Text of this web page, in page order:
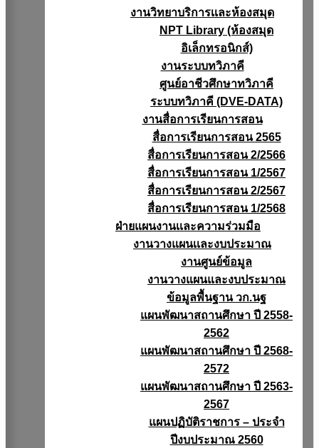
งานวิทยาบริการเเละห้องสมุด
NPT Library (ห้องสมุด
อิเล็กทรอนิกส์)
งานระบบทวิภาคี
ศูนย์อาชีวศึกษาทวิภาคี
ระบบทวิภาคี (DVE-DATA)
งานสื่อการเรียนการสอน
สื่อการเรียนการสอน 2565
สื่อการเรียนการสอน 2/2566
สื่อการเรียนการสอน 1/2567
สื่อการเรียนการสอน 2/2567
สื่อการเรียนการสอน 1/2568
ฝ่ายแผนงานเเละความร่วมมือ
งานวางแผนเเละงบประมาณ
งานศูนย์ข้อมูล
งานวางแผนและงบประมาณ
ข้อมูลพื้นฐาน วก.นฐ
แผนพัฒนาสถานศึกษา ปี 2558-
2562
แผนพัฒนาสถานศึกษา ปี 2568-
2572
แผนพัฒนาสถานศึกษา ปี 2563-
2567
แผนปฏิบัติราชการ – ประจำ
ปีงบประมาณ 2560